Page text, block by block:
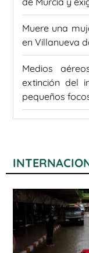
Muere una
en Villanueva
Medios
extinción del
pequeños